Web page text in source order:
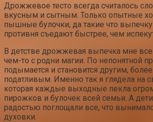
Дрожжевое тесто всегда считалось
вкусным и сытным. Только опытные
пышные булочки, да такие что
противня съедают быстрее, чем
В детстве дрожжевая выпечка мне
чем-то с родни магии. По непонятной
подымается и становится другим,
податливым. Именно так я глядела на
которая каждые выходные пекла
пирожков и булочек всей семьи. А дети
радостью поглощали все, что
духовки.